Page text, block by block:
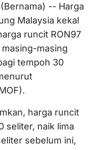
-- Harga
Malaysia kekal
runcit RON97
masing
tempoh 30
harga runcit
seliter, naik lima
sebelum ini,